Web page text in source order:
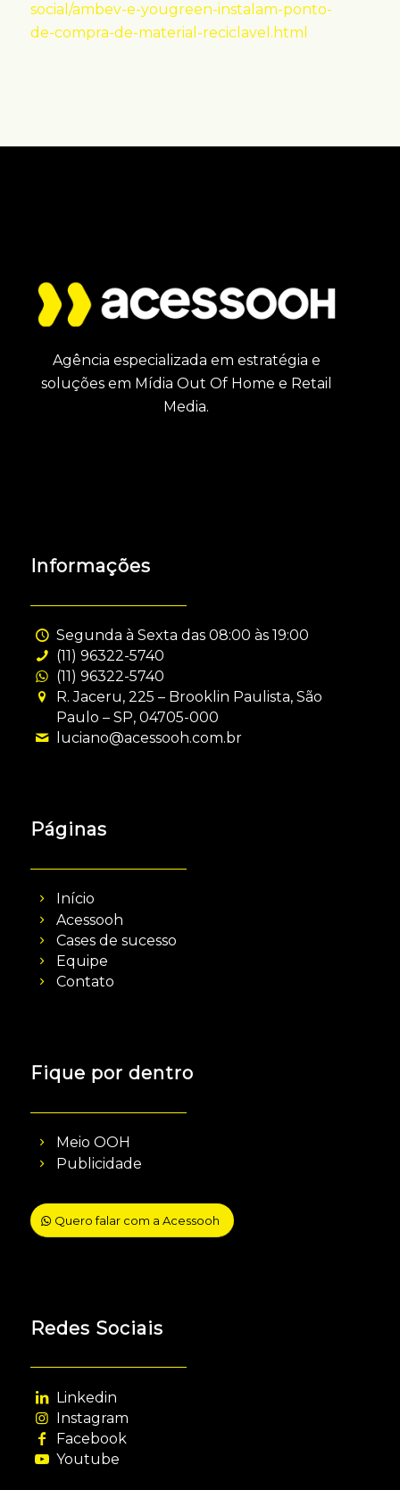
social/ambev-e-yougreen-instalam-ponto-
de-compra-de-material-reciclavel.html
Agência especializada em estratégia e
soluções em Mídia Out Of Home e Retail
Media.
Informações
Segunda à Sexta das 08:00 às 19:00
(11) 96322-5740
(11) 96322-5740
R. Jaceru, 225 – Brooklin Paulista, São
Paulo – SP, 04705-000
luciano@acessooh.com.br
Páginas
Início
Acessooh
Cases de sucesso
Equipe
Contato
Fique por dentro
Meio OOH
Publicidade
Quero falar com a Acessooh
Redes Sociais
Linkedin
Instagram
Facebook
Youtube